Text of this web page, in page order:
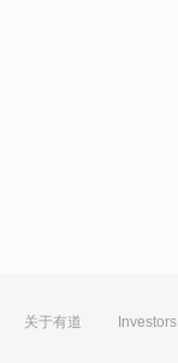
关于有道 Investors